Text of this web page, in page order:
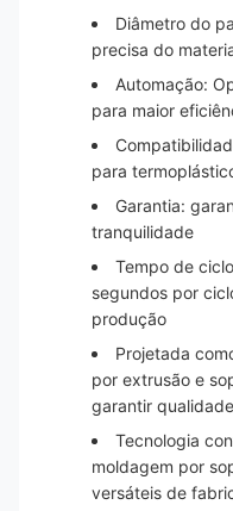
Diâmetro do
precisa do
Automação:
para maior
para
Garantia:
tranquilidade
Tempo de
segundos por
produção
Projetada
por extrusão e
garantir
Tecnologia
moldagem por
versáteis de